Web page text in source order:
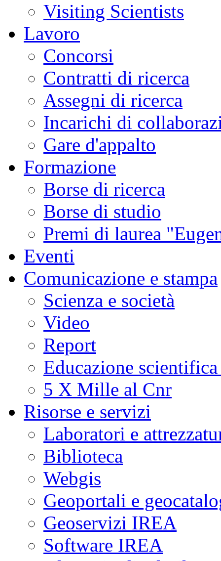
Visiting Scientists
Lavoro
Concorsi
Contratti di ricerca
Assegni di ricerca
Incarichi di
Gare d'appalto
Formazione
Borse di ricerca
Borse di studio
Premi di laurea
Eventi
Comunicazione e stampa
Scienza e società
Video
Report
Educazione
5 X Mille al Cnr
Risorse e servizi
Laboratori e
Biblioteca
Webgis
Geoportali e
Geoservizi IREA
Software IREA